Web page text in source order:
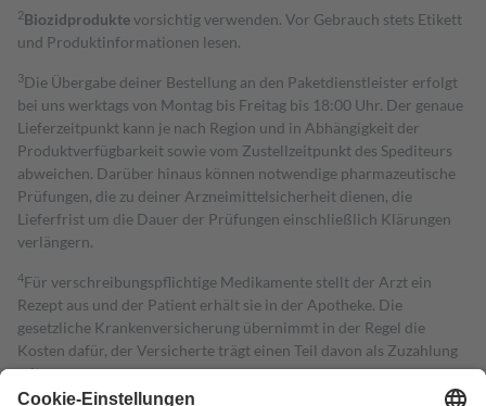
2Biozidproduktevorsichtig verwenden. Vor Gebrauch stets Etikett
und Produktinformationen lesen.
3Die Übergabe deiner Bestellung an den Paketdienstleister erfolgt
bei uns werktags von Montag bis Freitag bis 18:00 Uhr. Der genaue
Lieferzeitpunkt kann je nach Region und in Abhängigkeit der
Produktverfügbarkeit sowie vom Zustellzeitpunkt des Spediteurs
abweichen. Darüber hinaus können notwendige pharmazeutische
Prüfungen, die zu deiner Arzneimittelsicherheit dienen, die
Lieferfrist um die Dauer der Prüfungen einschließlich Klärungen
verlängern.
4Für verschreibungspflichtige Medikamente stellt der Arzt ein
Rezept aus und der Patient erhält sie in der Apotheke. Die
gesetzliche Krankenversicherung übernimmt in der Regel die
Kosten dafür, der Versicherte trägt einen Teil davon als Zuzahlung
mit.
Grundsätzlich leisten Mitglieder Zuzahlungen in Höhe von zehn